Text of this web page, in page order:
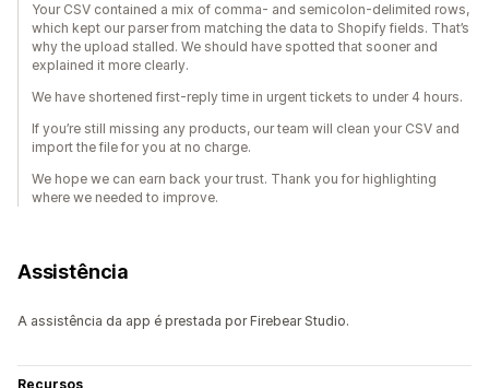
Your CSV contained a mix of comma‑ and semicolon‑delimited rows,
which kept our parser from matching the data to Shopify fields. That’s
why the upload stalled. We should have spotted that sooner and
explained it more clearly.
We have shortened first‑reply time in urgent tickets to under 4 hours.
If you’re still missing any products, our team will clean your CSV and
import the file for you at no charge.
We hope we can earn back your trust. Thank you for highlighting
where we needed to improve.
Assistência
A assistência da app é prestada por Firebear Studio.
Recursos